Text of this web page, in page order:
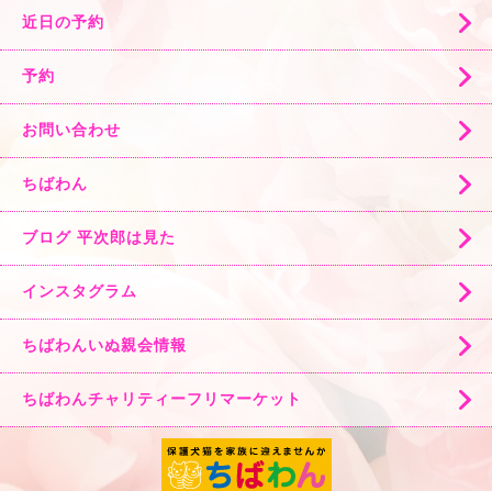
近日の予約
予約
お問い合わせ
ちばわん
ブログ 平次郎は見た
インスタグラム
ちばわんいぬ親会情報
ちばわんチャリティーフリマーケット